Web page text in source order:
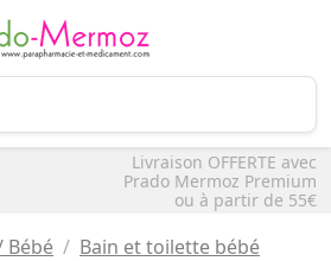
Livraison OFFERTE avec
Prado Mermoz Premium
ou à partir de 55€
Bébé
Bain et toilette bébé